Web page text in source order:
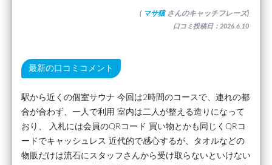
( マサ猿 さんのキャッチフレーズ)
口コミ投稿日：2026.6.10
最新の口コミコメント
駅から近くの個室サウナ 今回は2時間のコースで、連れの都
合が合わず、一人で利用 室内は二人が整える造りになって
おり、 入札には会員のQRコード 買い物とかも同じくQRコ
ードでキャッシュレス 近代的で感心するが、タオルなどの
物販だけは流石にスタッフさんから受け取らないといけない